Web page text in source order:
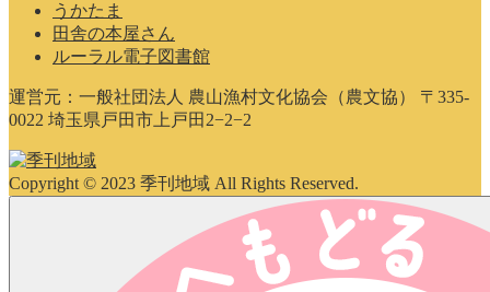
うかたま
田舎の本屋さん
ルーラル電子図書館
運営元：一般社団法人 農山漁村文化協会（農文協） 〒335-
0022 埼玉県戸田市上戸田2−2−2
Copyright © 2023 季刊地域 All Rights Reserved.